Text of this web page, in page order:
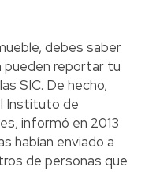
debes saber
pueden reportar tu
SIC. De hecho,
Instituto de
informó en 2013
habían enviado a
de personas que